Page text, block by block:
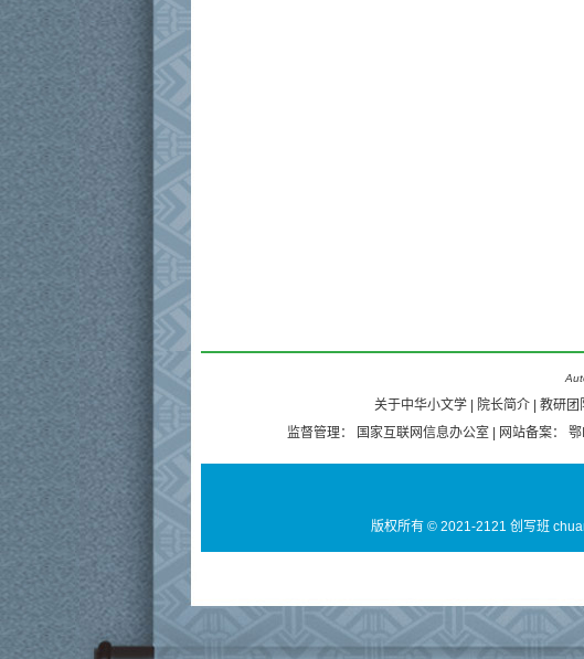
关于中华小文学 院长简介 教研团
监督管理：
国家互联网信息办公室 | 网站备案：
版权所有 © 2021-2121 创写班